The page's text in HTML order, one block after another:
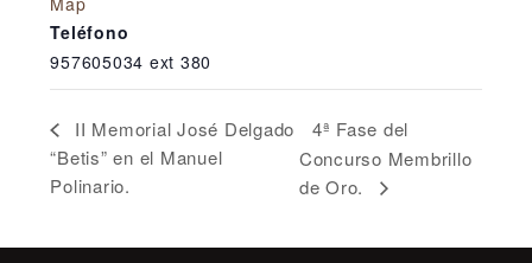
Teléfono
957605034 ext 380
II Memorial José Delgado
“Betis” en el Manuel
Polinario.
4ª Fase del
Concurso Membrillo
de Oro.